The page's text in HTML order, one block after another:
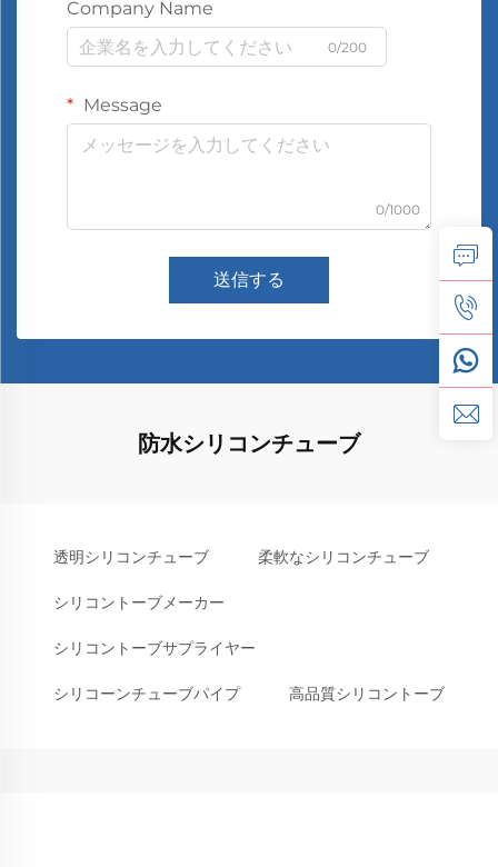
Company Name
0/200
Message
0/1000
送信する
防水シリコンチューブ
透明シリコンチューブ 柔軟なシリコンチューブ
シリコントーブメーカー
シリコントーブサプライヤー
シリコーンチューブパイプ 高品質シリコントーブ